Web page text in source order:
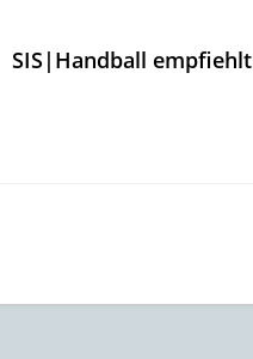
SIS|Handball empfiehlt